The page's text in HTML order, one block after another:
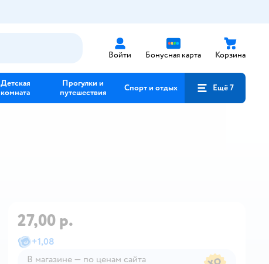
Войти Бонусная карта Корзина
Детская
комната
Прогулки и
путешествия
Спорт и отдых Ещё 7
27,00 р.
+1,08
В магазине — по ценам сайта